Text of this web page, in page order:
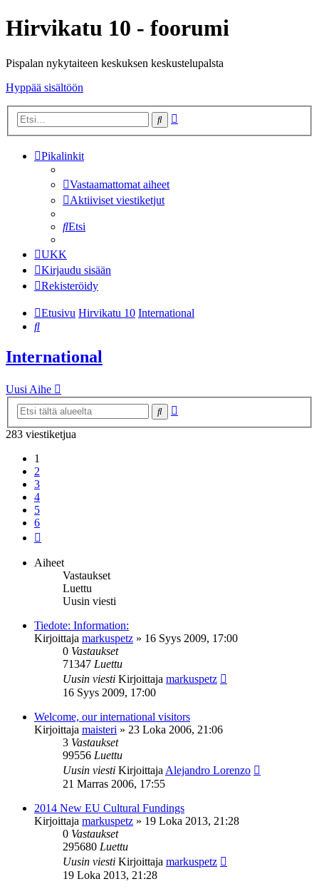
Hirvikatu 10 - foorumi
Pispalan nykytaiteen keskuksen keskustelupalsta
Hyppää sisältöön
Etsi
Pikalinkit
Vastaamattomat aiheet
Aktiiviset viestiketjut
Etsi
UKK
Kirjaudu sisään
Rekisteröidy
Etusivu Hirvikatu 10 International
Etsi
International
Uusi Aihe
Etsi
283 viestiketjua
1
2
3
4
5
6
Aiheet
Vastaukset
Luettu
Uusin viesti
Tiedote: Information:
Kirjoittaja markuspetz » 16 Syys 2009, 17:00
0 Vastaukset
71347 Luettu
Uusin viesti Kirjoittaja markuspetz
16 Syys 2009, 17:00
Welcome, our international visitors
Kirjoittaja maisteri » 23 Loka 2006, 21:06
3 Vastaukset
99556 Luettu
Uusin viesti Kirjoittaja Alejandro Lorenzo
21 Marras 2006, 17:55
2014 New EU Cultural Fundings
Kirjoittaja markuspetz » 19 Loka 2013, 21:28
0 Vastaukset
295680 Luettu
Uusin viesti Kirjoittaja markuspetz
19 Loka 2013, 21:28